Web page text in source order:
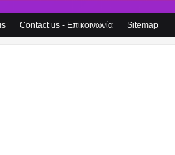
Contact us - Επικοινωνία Sitemap